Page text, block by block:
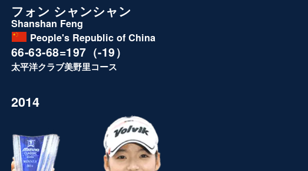
フォン シャンシャン
Shanshan Feng
People's Republic of China
66-63-68=197（-19）
太平洋クラブ美野里コース
2014